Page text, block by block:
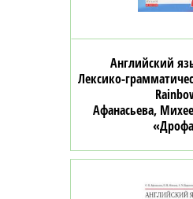
Английский
Лексико-
Афанасьева,